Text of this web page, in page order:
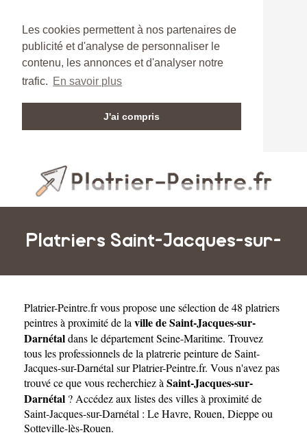
Les cookies permettent à nos partenaires de
publicité et d'analyse de personnaliser le
contenu, les annonces et d'analyser notre
trafic. En savoir plus
J'ai compris
Platriers Saint-Jacques-sur-
Darnétal
Platrier-Peintre.frvous propose une sélection de 48 platriers
peintres à proximité de la ville de Saint-Jacques-sur-
Darnétaldans le départementSeine-Maritime. Trouvez
tous les professionnels de la platrerie peinture de Saint-
Jacques-sur-Darnétal sur Platrier-Peintre.fr. Vous n'avez pas
trouvé ce que vous recherchiez à Saint-Jacques-sur-
Darnétal ? Accédez aux listes des villes à proximité de
Saint-Jacques-sur-Darnétal : Le Havre, Rouen, Dieppeou
Sotteville-lès-Rouen.